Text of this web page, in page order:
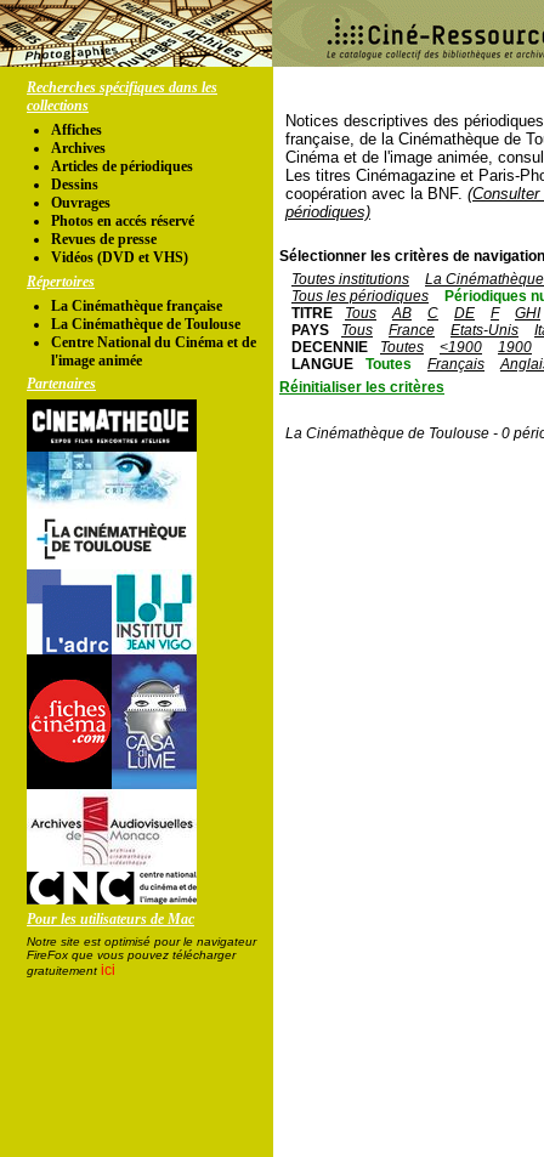
Recherches spécifiques dans les
collections
Affiches
Archives
Articles de périodiques
Dessins
Ouvrages
Photos en accés réservé
Revues de presse
Vidéos (DVD et VHS)
Répertoires
La Cinémathèque française
La Cinémathèque de Toulouse
Centre National du Cinéma et de
l'image animée
Partenaires
Pour les utilisateurs de Mac
Notre site est optimisé pour le navigateur
FireFox que vous pouvez télécharger
gratuitement ici
Notices descriptives des
française, de la Cinémathèque de
Cinéma et de l'image animée,
Les titres Cinémagazine et Paris-
coopération avec la BNF.
périodiques)
Sélectionner les critères de
Toutes institutions
La
Tous les périodiques
Périodiques
TITRE
Tous AB C DE F
GHI
PAYS
Tous France Etats-Unis
DECENNIE
Toutes <1900
1900
LANGUE
Toutes Français
Réinitialiser les critères
La Cinémathèque de Toulouse - 0